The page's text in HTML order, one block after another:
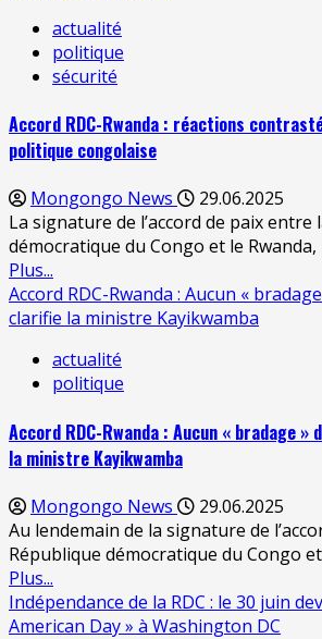
actualité
politique
sécurité
Accord RDC-Rwanda : réactions
politique congolaise
Mongongo News
29.06.2025
La signature de l’accord de paix entre
démocratique du Congo et le Rwanda,
Plus...
Accord RDC-Rwanda : Aucun «
clarifie la ministre Kayikwamba
actualité
politique
Accord RDC-Rwanda : Aucun « bradage
la ministre Kayikwamba
Mongongo News
29.06.2025
Au lendemain de la signature de
République démocratique du Congo et
Plus...
Indépendance de la RDC : le 30 juin
American Day » à Washington DC